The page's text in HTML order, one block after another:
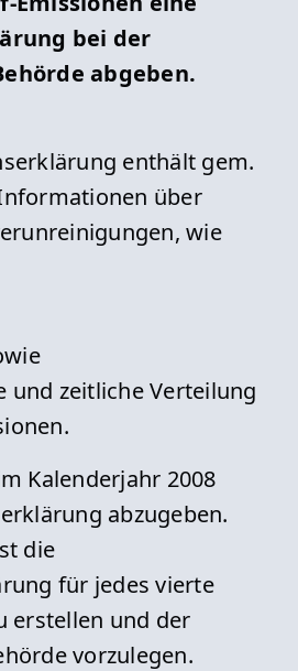
bei der
abgeben.
enthält gem.
über
wie
und zeitliche Verteilung
Kalenderjahr 2008
abzugeben.
die
für jedes vierte
erstellen und der
vorzulegen.